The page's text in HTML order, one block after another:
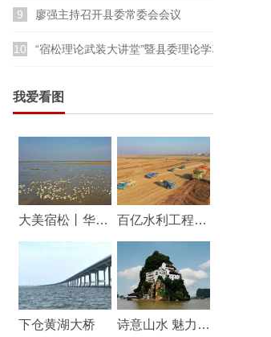
9 廖强主持召开县委常委会会议
10 “宿松理论武装大讲堂”暨县委理论学习中心组
我爱看图
大美宿松丨华阳河湖群湿地成鸟类乐园 百亿水利工程——华阳河蓄滞洪区工程建设持续推进
下仓黄湖大桥 诗意山水 魅力宿松